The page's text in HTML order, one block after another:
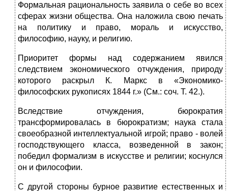
Формальная рациональность заявила о себе во всех
сферах жизни общества. Она наложила свою печать
на политику и право, мораль и искусство,
философию, науку, и религию.
Приоритет формы над содержанием явился
следствием экономического отчуждения, природу
которого раскрыл К. Маркс в «Экономико-
философских рукописях 1844 г.» (См.: соч. Т. 42.).
Вследствие отчуждения, бюрократия
трансформировалась в бюрократизм; наука стала
своеобразной интеллектуальной игрой; право - волей
господствующего класса, возведенной в закон;
победил формализм в искусстве и религии; коснулся
он и философии.
С другой стороны бурное развитие естественных и